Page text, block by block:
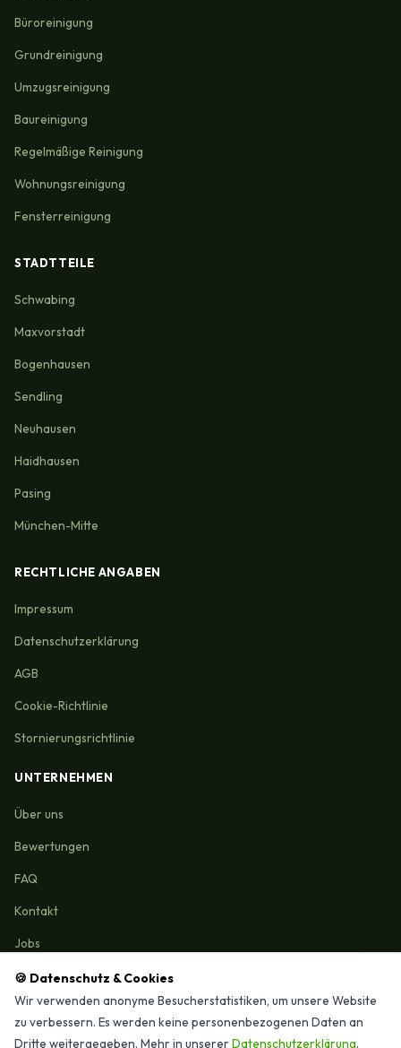
🍪 Datenschutz & Cookies
Wir verwenden anonyme Besucherstatistiken, um unsere Website
zu verbessern. Es werden keine personenbezogenen Daten an
Dritte weitergegeben. Mehr in unsererDatenschutzerklärung.
Büroreinigung
Grundreinigung
Umzugsreinigung
Baureinigung
Regelmäßige Reinigung
Wohnungsreinigung
Fensterreinigung
STADTTEILE
Schwabing
Maxvorstadt
Bogenhausen
Sendling
Neuhausen
Haidhausen
Pasing
München-Mitte
RECHTLICHE ANGABEN
Impressum
Datenschutzerklärung
AGB
Cookie-Richtlinie
Stornierungsrichtlinie
UNTERNEHMEN
Über uns
Bewertungen
FAQ
Kontakt
Jobs
Reinigungmunchen.de © 2026 Alle Rechte vorbehalten